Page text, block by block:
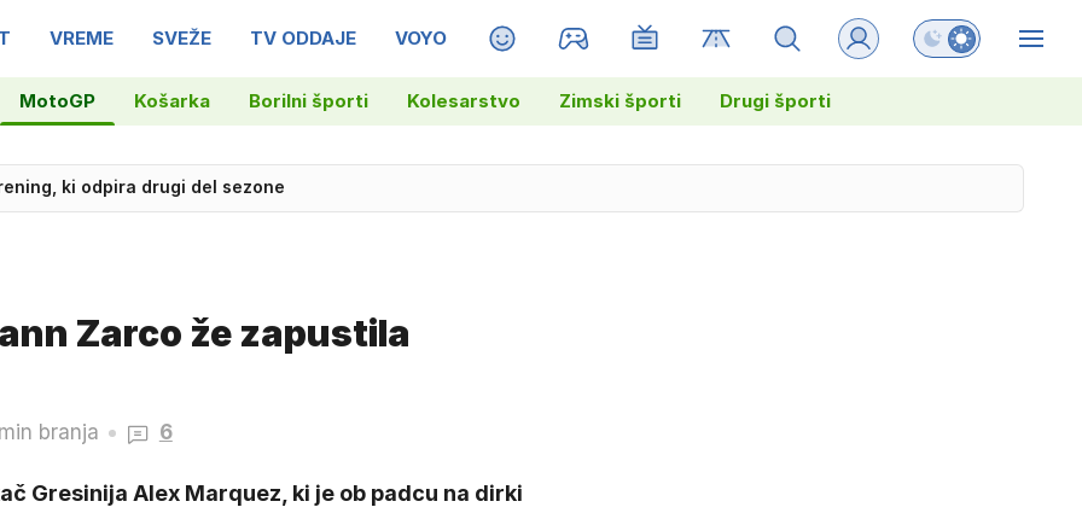
VREME SVEŽE TV ODDAJE VOYO MAGAZIN Preklopi barvni
MotoGP Košarka Borilni športi Kolesarstvo Zimski športi Drugi športi
blokade pri imenovanju Fajonove
Zarco že zapustila
branja 6
Gresinija Alex Marquez, ki je ob padcu na dirki